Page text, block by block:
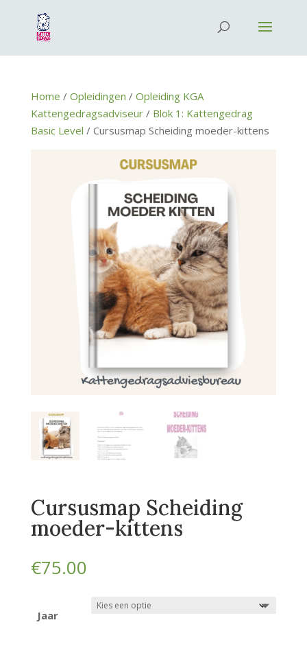
Home / Opleidingen / Opleiding KGA
Kattengedragsadviseur/ Blok 1: Kattengedrag
Basic Level / Cursusmap Scheiding moeder-kittens
Cursusmap Scheiding
moeder-kittens
€75.00
Jaar